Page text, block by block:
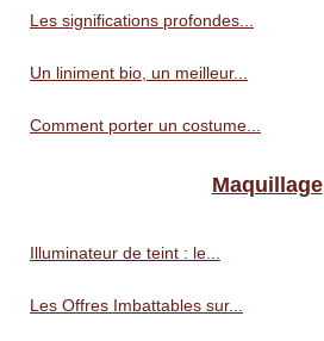
Les significations profondes...
Un liniment bio, un meilleur...
Comment porter un costume...
Maquillage
Illuminateur de teint : le...
Les Offres Imbattables sur...